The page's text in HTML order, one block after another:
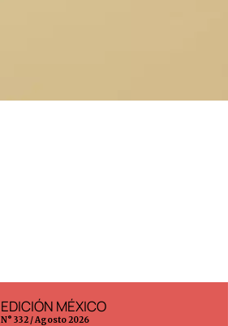
EDICIÓN MÉXICO
N° 332 / Agosto 2026